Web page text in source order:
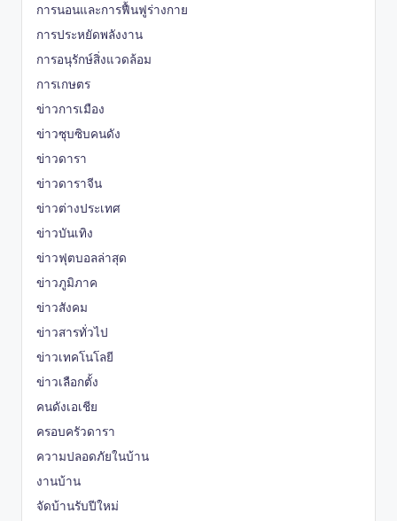
การนอนและการฟื้นฟูร่างกาย
การประหยัดพลังงาน
การอนุรักษ์สิ่งแวดล้อม
การเกษตร
ข่าวการเมือง
ข่าวซุบซิบคนดัง
ข่าวดารา
ข่าวดาราจีน
ข่าวต่างประเทศ
ข่าวบันเทิง
ข่าวฟุตบอลล่าสุด
ข่าวภูมิภาค
ข่าวสังคม
ข่าวสารทั่วไป
ข่าวเทคโนโลยี
ข่าวเลือกตั้ง
คนดังเอเชีย
ครอบครัวดารา
ความปลอดภัยในบ้าน
งานบ้าน
จัดบ้านรับปีใหม่